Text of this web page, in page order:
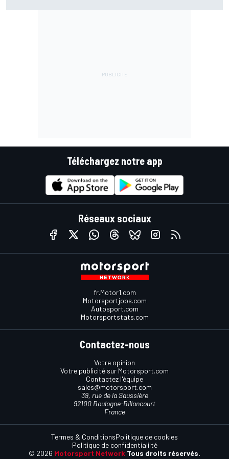
Téléchargez notre app
Réseaux sociaux
fr.Motor1.com
Motorsportjobs.com
Autosport.com
Motorsportstats.com
Contactez-nous
Votre opinion
Votre publicité sur Motorsport.com
Contactez l'équipe
sales@motorsport.com
39, rue de la Saussière
92100 Boulogne-Billancourt
France
© 2026 Motorsport Network Tous droits réservés.
Termes & ConditionsPolitique de cookies
Politique de confidentialilté